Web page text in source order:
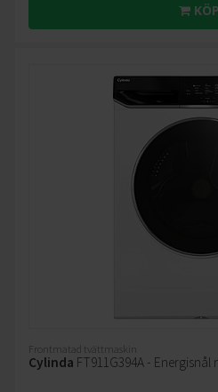
KÖP
Frontmatad tvättmaskin
Cylinda FT911G394A -